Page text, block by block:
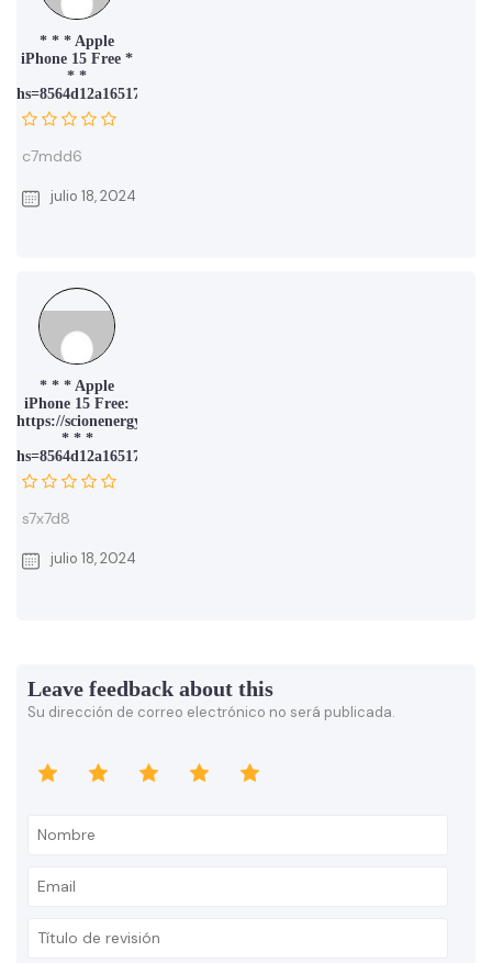
* * * Apple
iPhone 15 Free *
* *
hs=8564d12a16517af02de341fa9997f530*
c7mdd6
julio 18, 2024
* * * Apple
iPhone 15 Free:
https://scionenergy.in/uploads/m2v61m.php
* * *
hs=8564d12a16517af02de341fa9997f530*
s7x7d8
julio 18, 2024
Leave feedback about this
Su dirección de correo electrónico no será publicada.